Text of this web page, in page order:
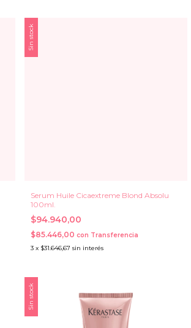
Sin stock
Serum Huile Cicaextreme Blond Absolu
100ml.
$94.940,00
$85.446,00con Transferencia
3 x $31.646,67 sin interés
Sin stock